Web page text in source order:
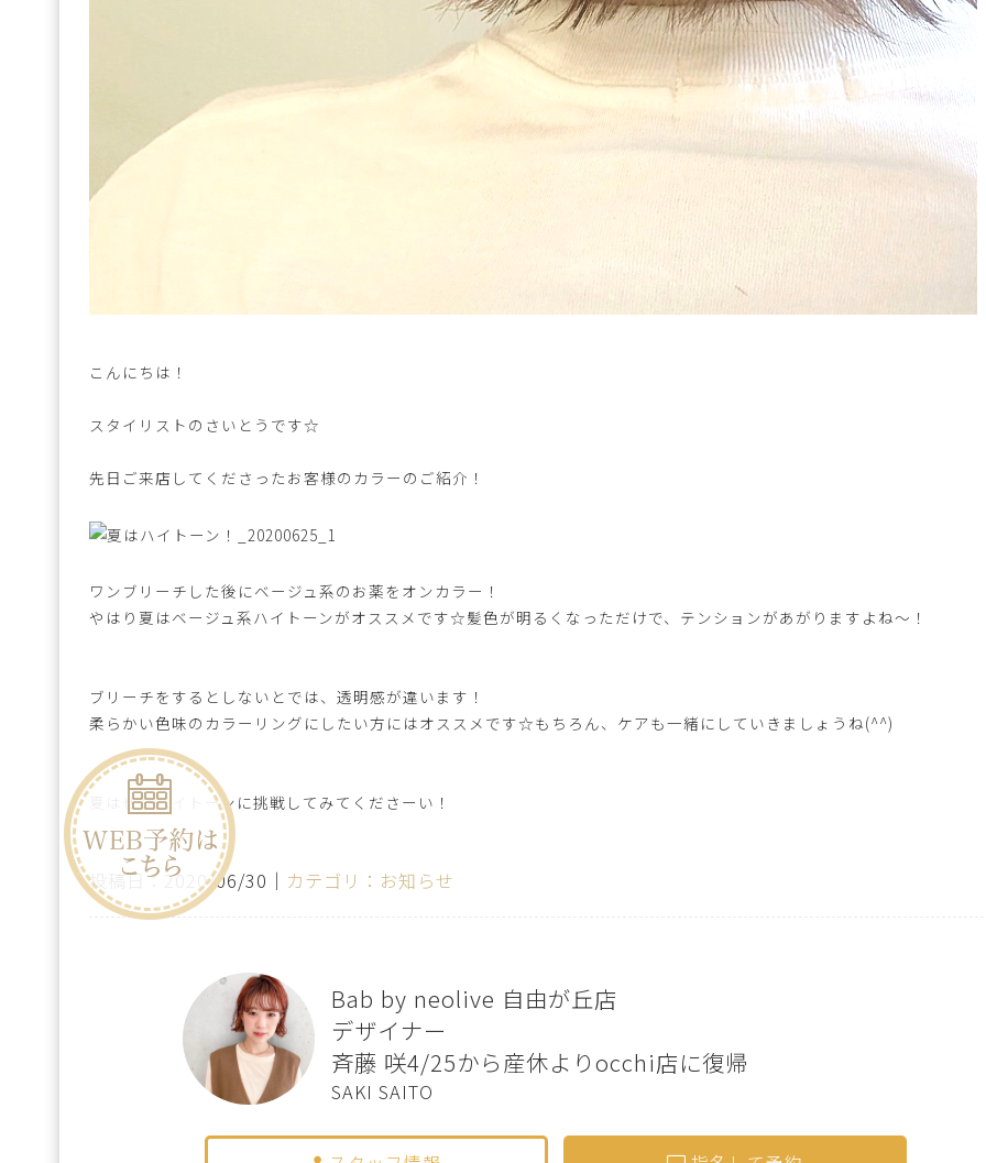
こんにちは！
スタイリストのさいとうです☆
先日ご来店してくださったお客様のカラーのご紹介！
ワンブリーチした後にベージュ系のお薬をオンカラー！
やはり夏はベージュ系ハイトーンがオススメです☆髪色が明るくなっただけで、テンションがあがりますよね～！
ブリーチをするとしないとでは、透明感が違います！
柔らかい色味のカラーリングにしたい方にはオススメです☆もちろん、ケアも一緒にしていきましょうね(^^)
夏はぜひハイトーンに挑戦してみてくださーい！
投稿日：2020/06/30｜ カテゴリ：お知らせ
Bab by neolive 自由が丘店
デザイナー
斉藤 咲4/25から産休よりocchi店に復帰
SAKI SAITO